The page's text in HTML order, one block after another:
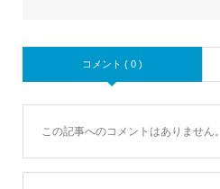
コメント ( 0 )
この記事へのコメントはありません。